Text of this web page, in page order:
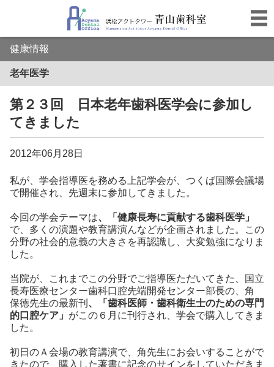
健康情報
老年医学
第２３回 日本老年歯科医学会に参加し
てきました
2012年06月28日
私が、学会指導医を務める上記学会が、つくば国際会議場
で開催され、先週末に参加してきました。
今回の学会テーマは、「健康長寿に貢献する歯科医学」
で、多くの演題や教育講演んなどが企画されました。この
分野の社会的意義の大きさを再認識し、大変勉強になりま
した。
当院が、これまでこの分野でご指導医ただいてきた、国立
長寿医療センター歯科口腔先端開発センター部長の、角
保徳先生の最新刊 、「歯科医師・歯科衛生士のための専門
的口腔ケア」 がこの６月に刊行され、学会で購入してきま
した。
初日のＡ会場の教育講演で、角先生にお会いすることがで
きたので、購入した著書に記念のサインをしていただきま